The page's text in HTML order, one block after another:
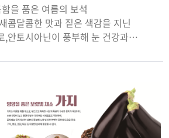
을 품은 여름의 보석
콤달콤한 맛과 짙은 색감을 지닌
,안토시아닌이 풍부해 눈 건강과
다.향긋함이 살아있는 여름채소